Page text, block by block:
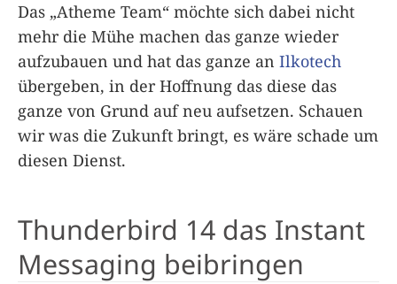
Das „Atheme Team“ möchte sich dabei nicht
mehr die Mühe machen das ganze wieder
aufzubauen und hat das ganze an Ilkotech
übergeben, in der Hoffnung das diese das
ganze von Grund auf neu aufsetzen. Schauen
wir was die Zukunft bringt, es wäre schade um
diesen Dienst.
Thunderbird 14 das Instant
Messaging beibringen